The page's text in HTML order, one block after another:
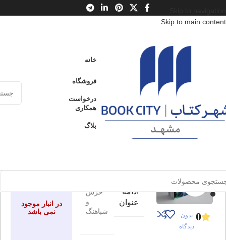
Skip to main content
خانه
فروشگاه
درخواست
همکاری
بلاگ
محصولات / کتاب کودک و نوجوان
جلد اول: خرس و شباهنگ
برای بزرگنمایی کلیک کنید
0 بدون
دیدگاه
شب
ادامه
عنوان
جلد
خرس
و
شباهنگ
کارت‌های عضو
در انبار موجود
نمی باشد